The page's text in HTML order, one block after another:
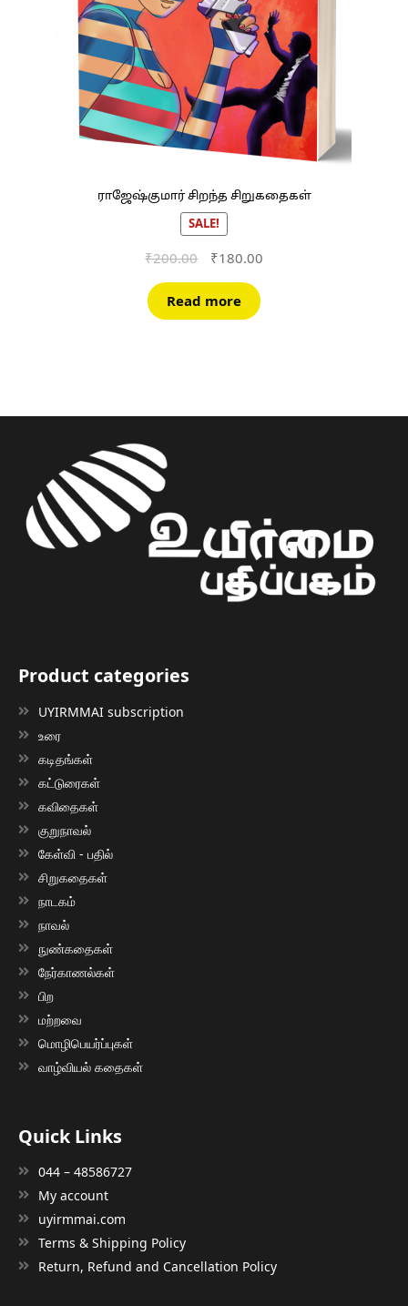
ராஜேஷ்குமார் சிறந்த சிறுகதைகள்
SALE!
₹200.00
Original
was:
₹200.00.
₹180.00Current
Read more
Product categories
UYIRMMAI subscription
உரை
கடிதங்கள்
கட்டுரைகள்
கவிதைகள்
குறுநாவல்
கேள்வி - பதில்
சிறுகதைகள்
நாடகம்
நாவல்
நுண்கதைகள்
நேர்காணல்கள்
பிற
மற்றவை
மொழிபெயர்ப்புகள்
வாழ்வியல் கதைகள்
Quick Links
044 – 48586727
My account
uyirmmai.com
Terms & Shipping Policy
Return, Refund and Cancellation Policy